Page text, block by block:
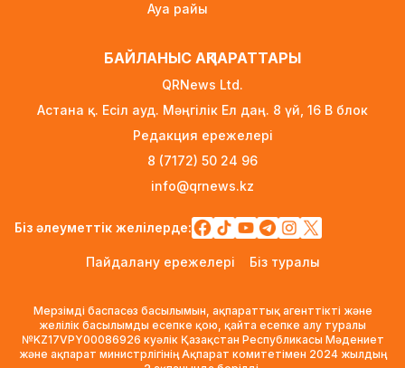
Қыркүйектен бастап көлік әкелуге
12 сағат бұрын
УЕФА: Инфантиноға сенім жоғалды, бойкот
күшінде қалады
«Өзімізге де керек»: Трамп Украинаға қару
жеткізу туралы айтты
тасымалдаған күдікті ұсталды
ERG-дегі мемлекеттің 40 пайыз үлесі
«Самұрық-Қазынаға» өтті
Ауа райы
БАЙЛАНЫС АҚПАРАТТАРЫ
QRNews Ltd.
Астана қ. Есіл ауд. Мәңгілік Ел даң. 8 үй, 16 B блок
Редакция ережелері
8 (7172) 50 24 96
info@qrnews.kz
Біз әлеуметтік желілерде:
Пайдалану ережелері Біз туралы
Мерзімді баспасөз басылымын, ақпараттық агенттікті және
желілік басылымды есепке қою, қайта есепке алу туралы
№KZ17VPY00086926 куәлік Қазақстан Республикасы Мәдениет
және ақпарат министрлігінің Ақпарат комитетімен 2024 жылдың